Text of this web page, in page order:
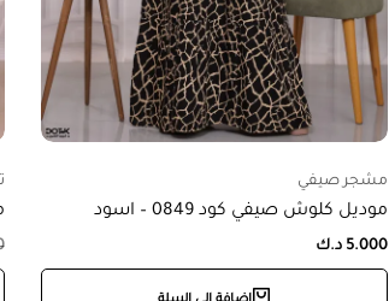
مشجر صيفي
موديل كلوش صيفي كود 0849 – اسود
5.000 د.ك